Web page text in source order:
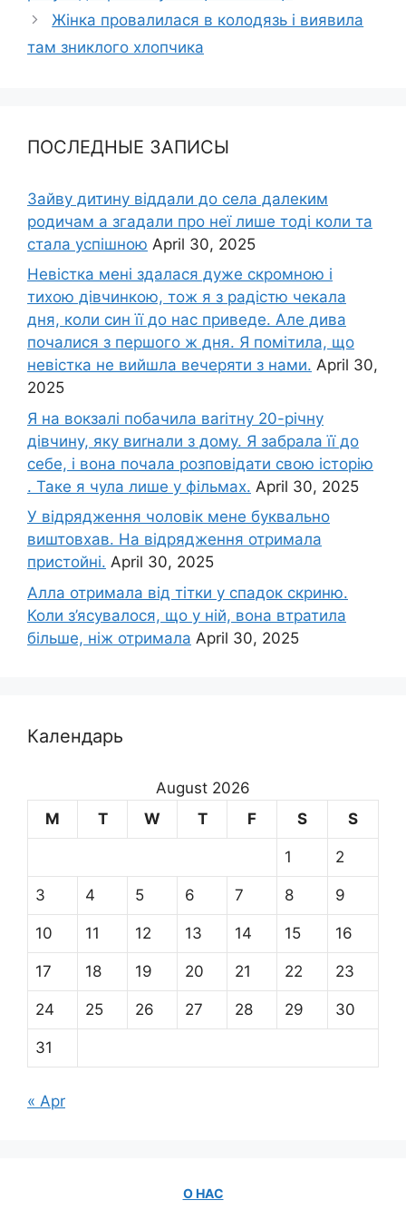
Жінка провалилася в колодязь і виявила
там зниклого хлопчика
ПОСЛЕДНЫЕ ЗАПИСЫ
Зайву дитину віддали до села далеким
родичам а згадали про неї лише тоді коли та
стала успішною April 30, 2025
Невістка мені здалася дуже скромною і
тихою дівчинкою, тож я з радістю чекала
дня, коли син її до нас приведе. Але дива
почалися з першого ж дня. Я помітила, що
невістка не вийшла вечеряти з нами. April 30,
2025
Я на вокзалі побачила ваrітну 20-річну
дівчину, яку виrнали з дому. Я забрала її до
себе, і вона почала розповідати свою історію
. Таке я чула лише у фільмах. April 30, 2025
У відрядження чоловік мене буквально
виштовхав. На відрядження отримала
пристойні. April 30, 2025
Алла отримала від тітки у спадок скриню.
Коли з’ясувалося, що у ній, вона втратила
більше, ніж отримала April 30, 2025
Календарь
August 2026
M
T W T F S S
1 2
3 4 5 6 7 8 9
10 11 12 13 14 15 16
17 18 19 20 21 22 23
24 25 26 27 28 29 30
31
« Apr
О НАС